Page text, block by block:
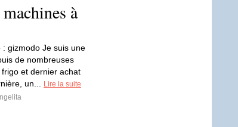
à
gizmodo Je suis une
de nombreuses
et dernier achat
un...
Lire la suite